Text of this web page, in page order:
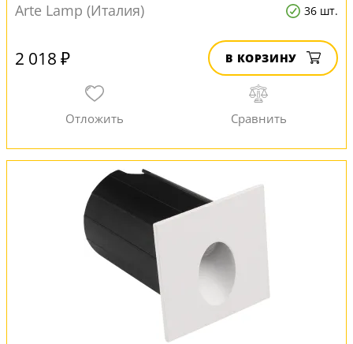
Arte Lamp (Италия)
36 шт.
2 018 ₽ В КОРЗИНУ